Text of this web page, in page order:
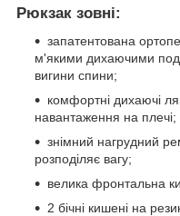
Рюкзак зовні:
запатентована
м'якими дихаючими
вигини спини;
комфортні дихаючі
навантаження на плечі;
знімний нагрудний
розподіляє вагу;
велика фронтальна
2 бічні кишені на